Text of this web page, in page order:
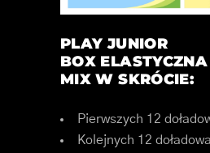
PLAY JUNIOR
BOX
MIX W SKRÓCIE:
Pierwszych 12
Kolejnych 12